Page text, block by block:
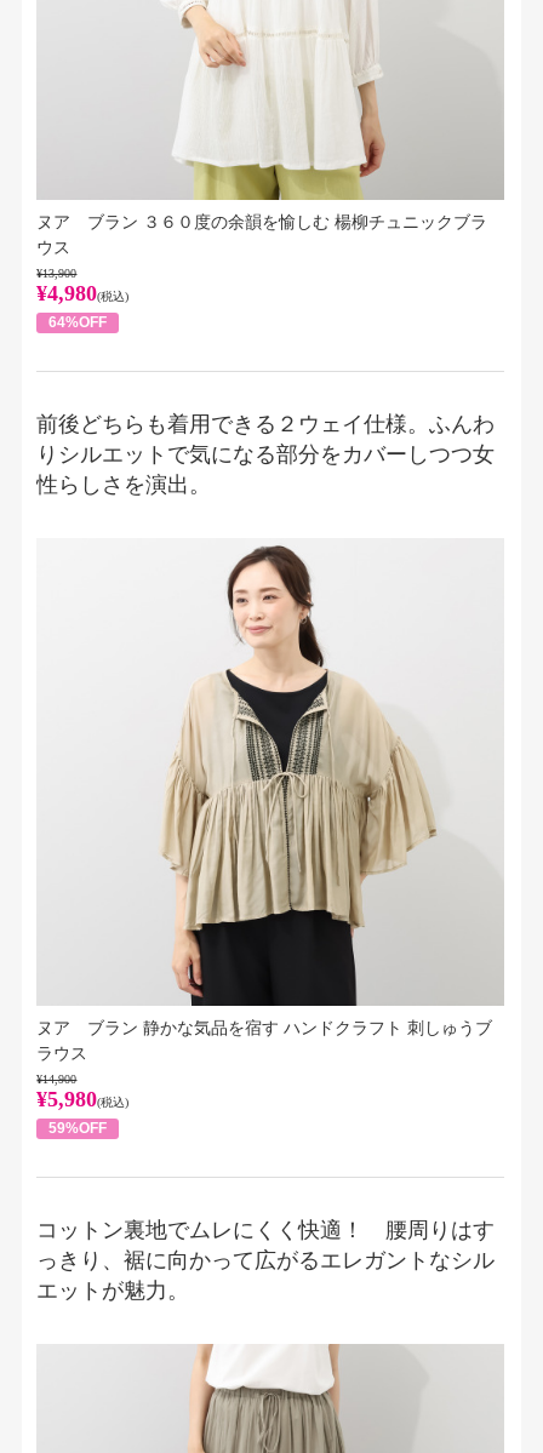
ヌア ブラン ３６０度の余韻を愉しむ 楊柳チュニックブラ
ウス
¥13,900
¥4,980(税込)
64%OFF
前後どちらも着用できる２ウェイ仕様。ふんわ
りシルエットで気になる部分をカバーしつつ女
性らしさを演出。
ヌア ブラン 静かな気品を宿す ハンドクラフト 刺しゅうブ
ラウス
¥14,900
¥5,980(税込)
59%OFF
コットン裏地でムレにくく快適！ 腰周りはす
っきり、裾に向かって広がるエレガントなシル
エットが魅力。